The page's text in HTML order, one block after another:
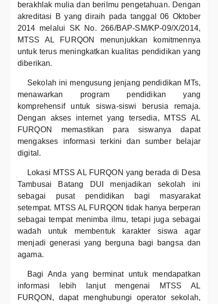
berakhlak mulia dan berilmu pengetahuan. Dengan
akreditasi B yang diraih pada tanggal 06 Oktober
2014 melalui SK No. 266/BAP-SM/KP-09/X/2014,
MTSS AL FURQON menunjukkan komitmennya
untuk terus meningkatkan kualitas pendidikan yang
diberikan.
Sekolah ini mengusung jenjang pendidikan MTs,
menawarkan program pendidikan yang
komprehensif untuk siswa-siswi berusia remaja.
Dengan akses internet yang tersedia, MTSS AL
FURQON memastikan para siswanya dapat
mengakses informasi terkini dan sumber belajar
digital.
Lokasi MTSS AL FURQON yang berada di Desa
Tambusai Batang DUI menjadikan sekolah ini
sebagai pusat pendidikan bagi masyarakat
setempat. MTSS AL FURQON tidak hanya berperan
sebagai tempat menimba ilmu, tetapi juga sebagai
wadah untuk membentuk karakter siswa agar
menjadi generasi yang berguna bagi bangsa dan
agama.
Bagi Anda yang berminat untuk mendapatkan
informasi lebih lanjut mengenai MTSS AL
FURQON, dapat menghubungi operator sekolah,